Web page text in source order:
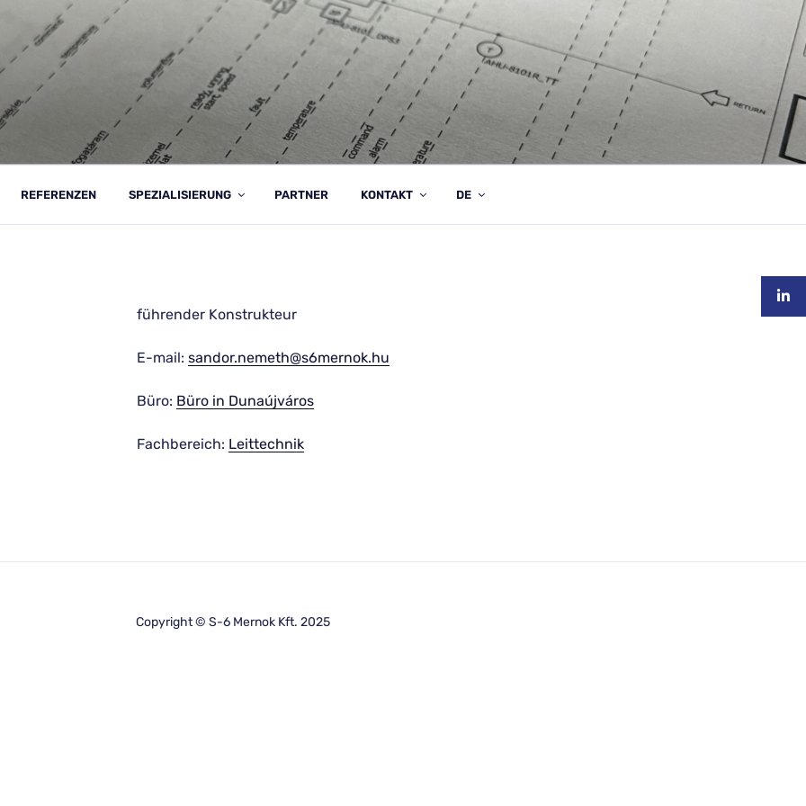
KFT.
REFERENZEN SPEZIALISIERUNG PARTNER KONTAKT DE
führender Konstrukteur
E-mail: sandor.nemeth@s6mernok.hu
Büro: Büro in Dunaújváros
Fachbereich: Leittechnik
Copyright © S-6 Mernok Kft. 2025